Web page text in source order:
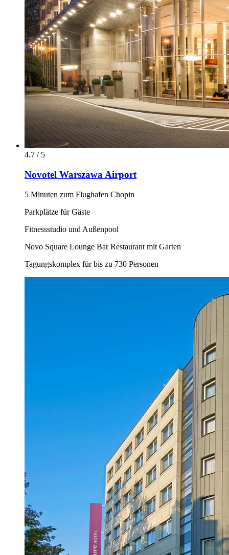
4.7 / 5
Novotel Warszawa Airport
5 Minuten zum Flughafen Chopin
Parkplätze für Gäste
Fitnessstudio und Außenpool
Novo Square Lounge Bar Restaurant mit Garten
Tagungskomplex für bis zu 730 Personen